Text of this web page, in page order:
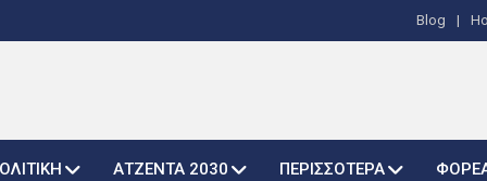
Blog
ΑΤΖΕΝΤΑ 2030 ΠΕΡΙΣΣΟΤΕΡΑ